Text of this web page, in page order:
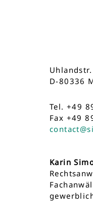
Uhlandstr.
D-80336
Tel. +49
Fax +49
Karin